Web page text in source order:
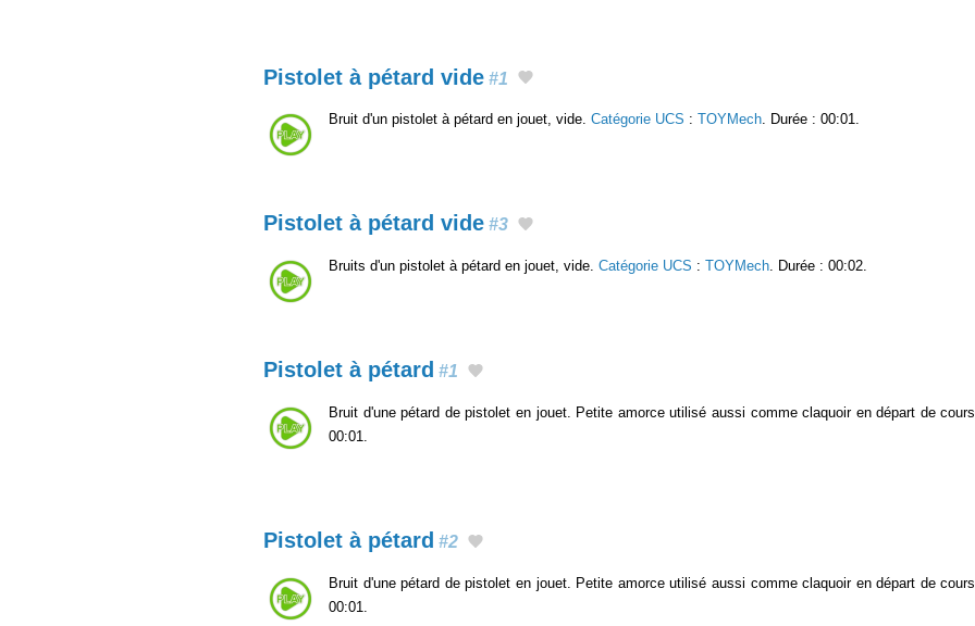
Pistolet à pétard vide #1
Bruit d'un pistolet à pétard en jouet, vide. Catégorie UCS : TOYMech. Durée : 00:01.
Pistolet à pétard vide #3
Bruits d'un pistolet à pétard en jouet, vide. Catégorie UCS : TOYMech. Durée : 00:02.
Pistolet à pétard #1
Bruit d'une pétard de pistolet en jouet. Petite amorce utilisé aussi comme claquoir en départ de
00:01.
Pistolet à pétard #2
Bruit d'une pétard de pistolet en jouet. Petite amorce utilisé aussi comme claquoir en départ de
00:01.